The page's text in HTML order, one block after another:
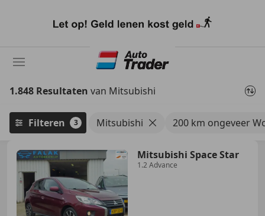
naar
1.848 Resultaten van Mitsubishi
Filteren 3 Mitsubishi 200 km ongeveer
Mitsubishi Space Star
1.2 Advance